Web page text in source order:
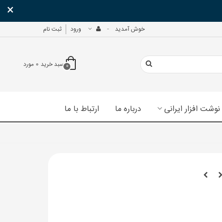
×
خوش آمدید ورود ثبت نام
0سبد خرید 0 مورد
نوشت افزار ایرانی درباره ما ارتباط با ما